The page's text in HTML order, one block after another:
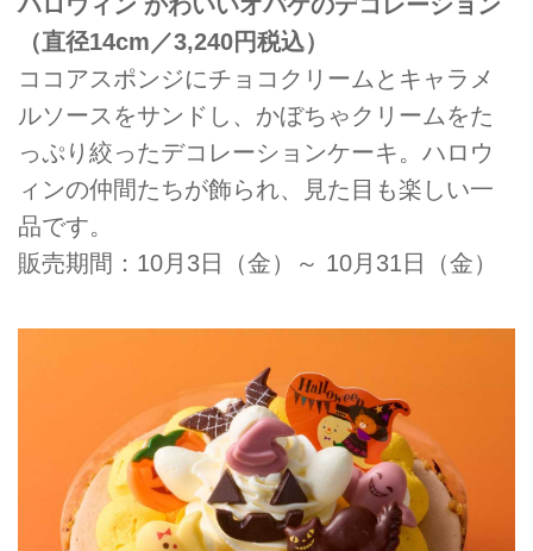
（直径14cm／3,240円税込）
ココアスポンジにチョコクリームとキャラメ
ルソースをサンドし、かぼちゃクリームをた
っぷり絞ったデコレーションケーキ。ハロウ
ィンの仲間たちが飾られ、見た目も楽しい一
品です。
販売期間：10月3日（金）～ 10月31日（金）